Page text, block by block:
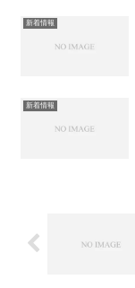
新着情報
新着情報